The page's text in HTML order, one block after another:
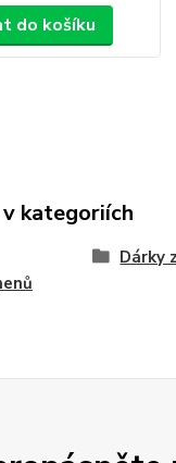
do košíku
kategoriích
Dárky